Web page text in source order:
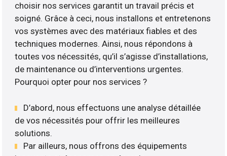
choisir nos services garantit un travail précis et
soigné. Grâce à ceci, nous installons et entretenons
vos systèmes avec des matériaux fiables et des
techniques modernes. Ainsi, nous répondons à
toutes vos nécessités, qu’il s’agisse d’installations,
de maintenance ou d’interventions urgentes.
Pourquoi opter pour nos services ?
D’abord, nous effectuons une analyse détaillée
de vos nécessités pour offrir les meilleures
solutions.
Par ailleurs, nous offrons des équipements